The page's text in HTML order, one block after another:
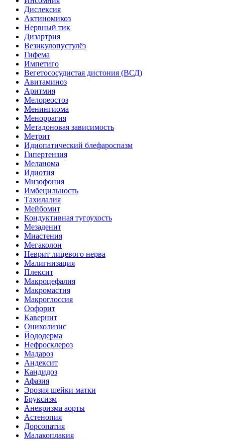
Дислексия
Актиномикоз
Нервный тик
Дизартрия
Везикулопустулёз
Гифема
Импетиго
Вегетососудистая дистония (ВСД)
Авитаминоз
Аритмия
Мелореостоз
Менингиома
Меноррагия
Метадоновая зависимость
Метрит
Идиопатический блефароспазм
Гипертензия
Меланома
Идиотия
Мизофония
Имбецильность
Тахилалия
Мейбомит
Кондуктивная тугоухость
Мезаденит
Миастения
Мегаколон
Неврит лицевого нерва
Малигнизация
Плексит
Макроцефалия
Макромастия
Макроглоссия
Оофорит
Кавернит
Онихолизис
Йододерма
Нефросклероз
Мадароз
Андексит
Кандидоз
Афазия
Эрозия шейки матки
Бруксизм
Аневризма аорты
Астенопия
Дорсопатия
Малакоплакия